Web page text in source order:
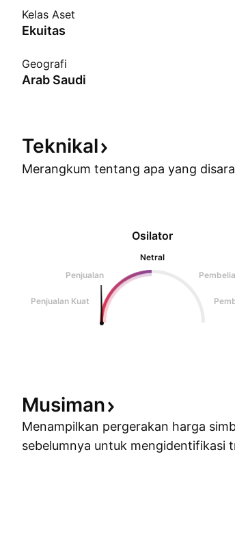
Kelas Aset
Ekuitas
Geografi
Arab Saudi
Teknikal
Merangkum tentang apa yang
Osilator
Netral
Penjualan
Penjualan Kuat
Musiman
Menampilkan pergerakan harga
sebelumnya untuk mengidentifikasi